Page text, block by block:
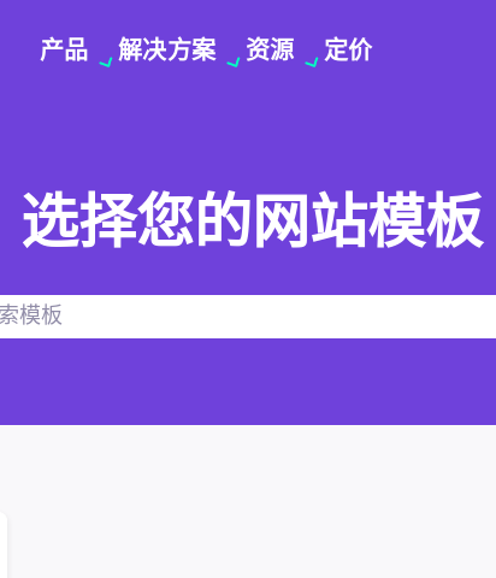
产品 解决方案 资源 定价
选择您的网站模板